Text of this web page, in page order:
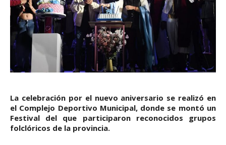
La celebración por el nuevo aniversario se realizó en
el Complejo Deportivo Municipal, donde se montó un
Festival del que participaron reconocidos grupos
folclóricos de la provincia.